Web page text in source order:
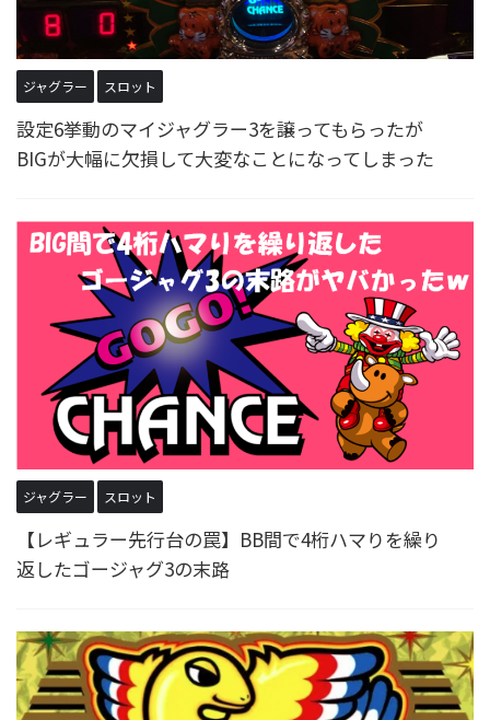
ジャグラー スロット
設定6挙動のマイジャグラー3を譲ってもらったが
BIGが大幅に欠損して大変なことになってしまった
ジャグラー スロット
【レギュラー先行台の罠】BB間で4桁ハマりを繰り
返したゴージャグ3の末路